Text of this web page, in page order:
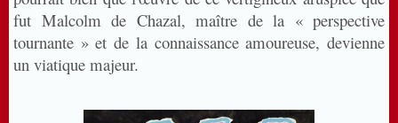
fut Malcolm de Chazal, maître de la « perspective
tournante » et de la connaissance amoureuse, devienne
un viatique majeur.